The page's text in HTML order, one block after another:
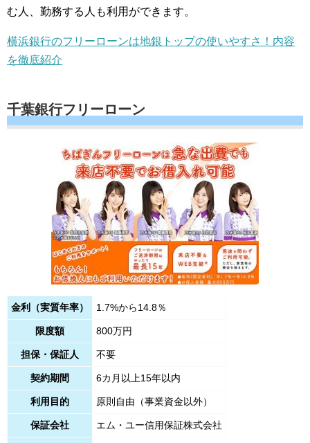
む人、勤務する人も利用ができます。
横浜銀行のフリーローンは地銀トップの使いやすさ！内容
を徹底紹介
千葉銀行フリーローン
金利（実質年率） 1.7%から14.8％
限度額 800万円
担保・保証人 不要
契約期間 6カ月以上15年以内
利用目的 原則自由（事業資金以外）
保証会社 エム・ユー信用保証株式会社